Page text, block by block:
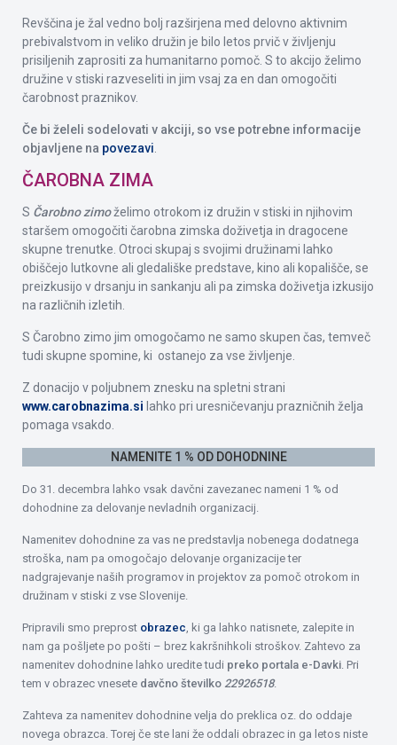
Revščina je žal vedno bolj razširjena med delovno aktivnim
prebivalstvom in veliko družin je bilo letos prvič v življenju
prisiljenih zaprositi za humanitarno pomoč. S to akcijo želimo
družine v stiski razveseliti in jim vsaj za en dan omogočiti
čarobnost praznikov.
Če bi želeli sodelovati v akciji, so vse potrebne informacije
objavljene na povezavi.
ČAROBNA ZIMA
S Čarobno zimoželimo otrokom iz družin v stiski in njihovim
staršem omogočiti čarobna zimska doživetja in dragocene
skupne trenutke. Otroci skupaj s svojimi družinami lahko
obiščejo lutkovne ali gledališke predstave, kino ali kopališče, se
preizkusijo v drsanju in sankanju ali pa zimska doživetja izkusijo
na različnih izletih.
S Čarobno zimo jim omogočamo ne samo skupen čas, temveč
tudi skupne spomine, ki ostanejo za vse življenje.
Z donacijo v poljubnem znesku na spletni strani
www.carobnazima.si lahko pri uresničevanju prazničnih želja
pomaga vsakdo.
NAMENITE 1 % OD DOHODNINE
Do 31. decembra lahko vsak davčni zavezanec nameni 1 % od
dohodnine za delovanje nevladnih organizacij.
Namenitev dohodnine za vas ne predstavlja nobenega dodatnega
stroška, nam pa omogočajo delovanje organizacije ter
nadgrajevanje naših programov in projektov za pomoč otrokom in
družinam v stiski z vse Slovenije.
Pripravili smo preprost obrazec, ki ga lahko natisnete, zalepite in
nam ga pošljete po pošti – brez kakršnihkoli stroškov. Zahtevo za
namenitev dohodnine lahko uredite tudi preko portala e-Davki. Pri
tem v obrazec vnesete davčno številko 22926518.
Zahteva za namenitev dohodnine velja do preklica oz. do oddaje
novega obrazca. Torej če ste lani že oddali obrazec in ga letos niste